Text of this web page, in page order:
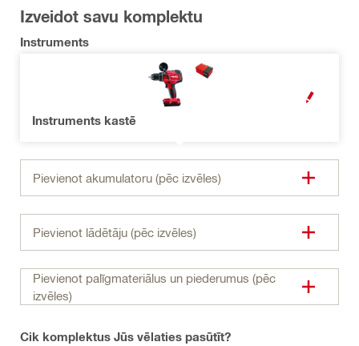
Izveidot savu komplektu
Instruments
Instruments kastē
ATVĒRT
Pievienot akumulatoru (pēc izvēles)
Pievienot lādētāju (pēc izvēles)
Pievienot palīgmateriālus un piederumus (pēc
izvēles)
Cik komplektus Jūs vēlaties pasūtīt?